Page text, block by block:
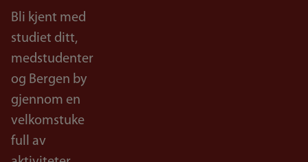
Bli kjent med
studiet ditt,
medstudenter
og Bergen by
gjennom en
velkomstuke
full av